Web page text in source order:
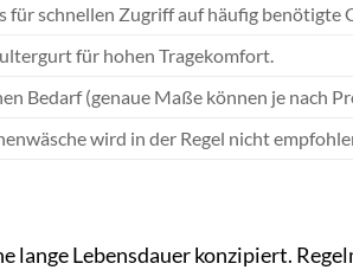
schnellen Zugriff auf häufig benötigte
für hohen Tragekomfort.
Bedarf (genaue Maße können je nach
wird in der Regel nicht
lange Lebensdauer konzipiert.